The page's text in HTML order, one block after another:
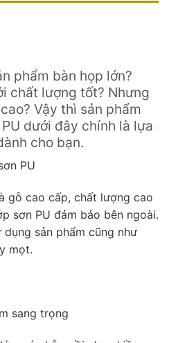
phẩm bàn họp lớn?
chất lượng tốt? Nhưng
Vậy thì sản phẩm
dưới đây chính là lựa
cho bạn.
PU
gỗ cao cấp, chất lượng cao
sơn PU đảm bảo bên ngoài.
sản phẩm cũng như
mọt.
sang trọng